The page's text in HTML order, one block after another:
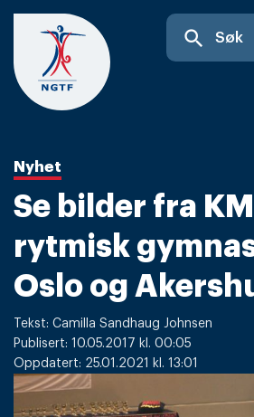
Skip
content
search Søk
Nyhet
Se bilder fra
rytmisk
Oslo og
Tekst: Camilla Sandhaug Johnsen
Publisert: 10.05.2017 kl. 00:05
Oppdatert: 25.01.2021 kl. 13:01